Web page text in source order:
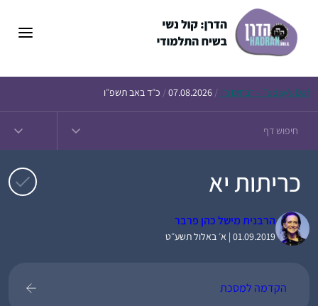
Today’s Daf – זבחים נ״ו /
07.08.2026
/ כ״ד באב תשפ״ו
כריתות יא
הרבנית מישל כהן פרבר
01.09.2019 | א׳ באלול תשע״ט
הקדמה למסכת